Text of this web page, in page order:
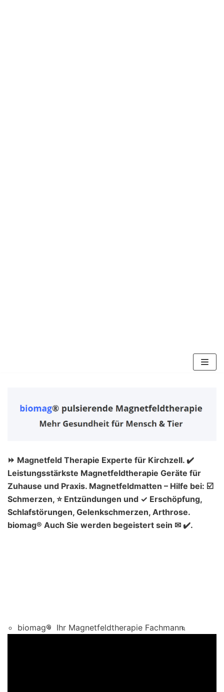
springen
⏩ Magnetfeld Therapie Experte für Kirchzell. ✔️
Leistungsstärkste Magnetfeldtherapie Geräte für
Zuhause und Praxis. Magnetfeldmatten – Hilfe bei: ☑️
Schmerzen, ⭐ Entzündungen und ✓ Erschöpfung,
Schlafstörungen, Gelenkschmerzen, Arthrose.
biomag® Auch Sie werden begeistert sein ✉ ✔️.
biomag® Ihr Magnetfeldtherapie Fachmann.